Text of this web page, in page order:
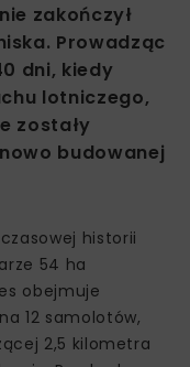
zakończył
Prowadząc
dni, kiedy
lotniczego,
zostały
budowanej
historii
54 ha
obejmuje
12 samolotów,
2,5 kilometra